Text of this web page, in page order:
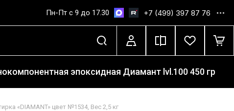
Пн-Пт с 9 до 17.30 +7 (499) 397 87 76
эпоксидная Диамант lvl.100 450 гр
«DIAMANT» цвет №1534, Вес 2,5 кг